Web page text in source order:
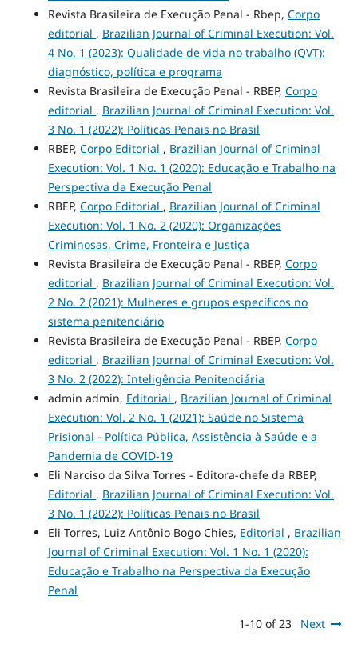
Revista Brasileira de Execução Penal - Rbep, Corpo
editorial , Brazilian Journal of Criminal Execution: Vol.
4 No. 1 (2023): Qualidade de vida no trabalho (QVT):
diagnóstico, política e programa
Revista Brasileira de Execução Penal - RBEP, Corpo
editorial , Brazilian Journal of Criminal Execution: Vol.
3 No. 1 (2022): Políticas Penais no Brasil
RBEP, Corpo Editorial , Brazilian Journal of Criminal
Execution: Vol. 1 No. 1 (2020): Educação e Trabalho na
Perspectiva da Execução Penal
RBEP, Corpo Editorial , Brazilian Journal of Criminal
Execution: Vol. 1 No. 2 (2020): Organizações
Criminosas, Crime, Fronteira e Justiça
Revista Brasileira de Execução Penal - RBEP, Corpo
editorial , Brazilian Journal of Criminal Execution: Vol.
2 No. 2 (2021): Mulheres e grupos específicos no
sistema penitenciário
Revista Brasileira de Execução Penal - RBEP, Corpo
editorial , Brazilian Journal of Criminal Execution: Vol.
3 No. 2 (2022): Inteligência Penitenciária
admin admin, Editorial , Brazilian Journal of Criminal
Execution: Vol. 2 No. 1 (2021): Saúde no Sistema
Prisional - Política Pública, Assistência à Saúde e a
Pandemia de COVID-19
Eli Narciso da Silva Torres - Editora-chefe da RBEP,
Editorial , Brazilian Journal of Criminal Execution: Vol.
3 No. 1 (2022): Políticas Penais no Brasil
Eli Torres, Luiz Antônio Bogo Chies, Editorial , Brazilian
Journal of Criminal Execution: Vol. 1 No. 1 (2020):
Educação e Trabalho na Perspectiva da Execução
Penal
1-10 of 23 Next